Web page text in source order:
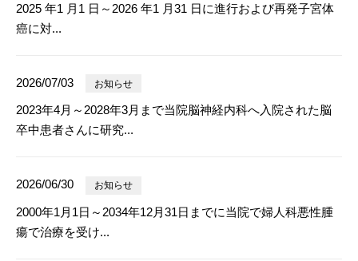
2025 年1 月1 日～2026 年1 月31 日に進行および再発子宮体
癌に対...
2026/07/03 お知らせ
2023年4月～2028年3月まで当院脳神経内科へ入院された脳
卒中患者さんに研究...
2026/06/30 お知らせ
2000年1月1日～2034年12月31日までに当院で婦人科悪性腫
瘍で治療を受け...